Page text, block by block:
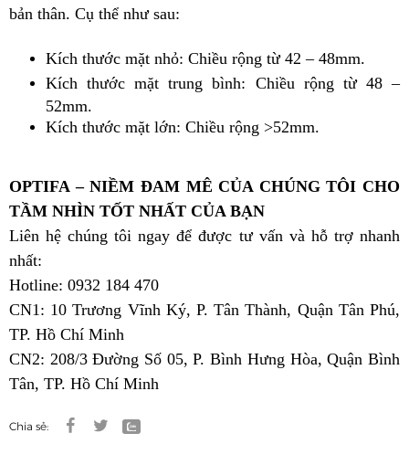
bản thân. Cụ thể như sau:
Kích thước mặt nhỏ: Chiều rộng từ 42 – 48mm.
Kích thước mặt trung bình: Chiều rộng từ 48 –
52mm.
Kích thước mặt lớn: Chiều rộng >52mm.
OPTIFA – NIỀM ĐAM MÊ CỦA CHÚNG TÔI CHO
TẦM NHÌN TỐT NHẤT CỦA BẠN
Liên hệ chúng tôi ngay để được tư vấn và hỗ trợ nhanh
nhất:
Hotline: 0932 184 470
CN1: 10 Trương Vĩnh Ký, P. Tân Thành, Quận Tân Phú,
TP. Hồ Chí Minh
CN2: 208/3 Đường Số 05, P. Bình Hưng Hòa, Quận Bình
Tân, TP. Hồ Chí Minh
Chia sẻ: